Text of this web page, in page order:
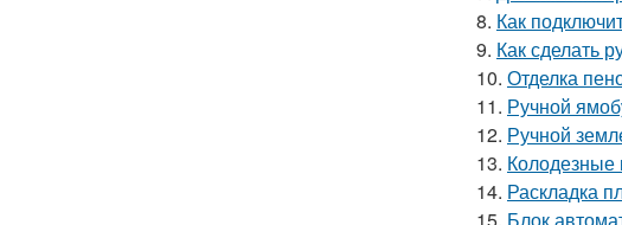
8. Как
9. Как сделать
10. Отделка
11. Ручной
12. Ручной
13. Колодезные
14. Раскладка